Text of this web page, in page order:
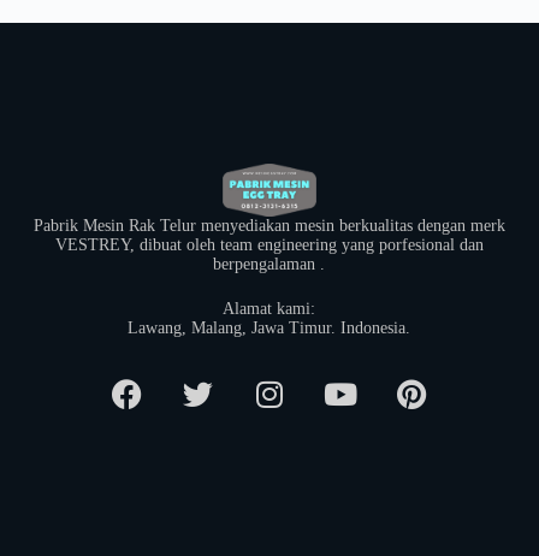
Pabrik Mesin Rak Telur menyediakan mesin berkualitas dengan merk
VESTREY, dibuat oleh team engineering yang porfesional dan
berpengalaman .
Alamat kami:
​Lawang, Malang, Jawa Timur. Indonesia.